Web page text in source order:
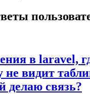
в laravel,
не видит
делаю связь?